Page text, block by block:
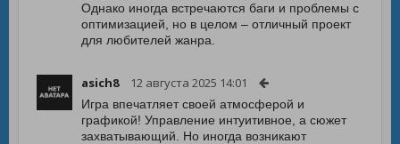
Однако иногда встречаются баги и проблемы с
оптимизацией, но в целом – отличный проект
для любителей жанра.
asich8 12 августа 2025 14:01
Игра впечатляет своей атмосферой и
графикой! Управление интуитивное, а сюжет
захватывающий. Но иногда возникают